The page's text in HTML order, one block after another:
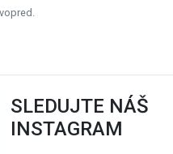
SLEDUJTE NÁŠ
INSTAGRAM